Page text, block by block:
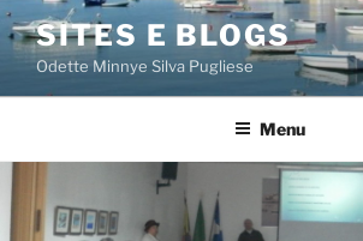
Saltar
para
conteúdo
SITES E BLOGS
Odette Minnye Silva Pugliese
Menu